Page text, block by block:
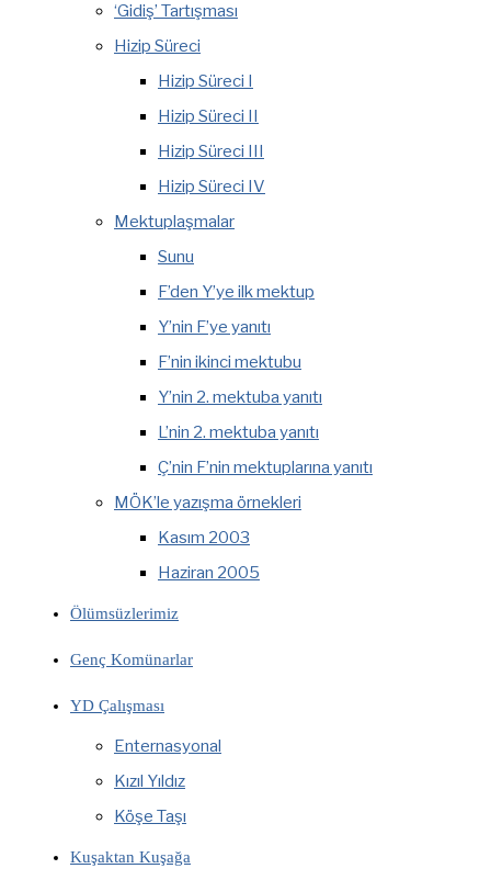
‘Gidiş’ Tartışması
Hizip Süreci
Hizip Süreci I
Hizip Süreci II
Hizip Süreci III
Hizip Süreci IV
Mektuplaşmalar
Sunu
F’den Y’ye ilk mektup
Y’nin F’ye yanıtı
F’nin ikinci mektubu
Y’nin 2. mektuba yanıtı
L’nin 2. mektuba yanıtı
Ç’nin F’nin mektuplarına yanıtı
MÖK’le yazışma örnekleri
Kasım 2003
Haziran 2005
Ölümsüzlerimiz
Genç Komünarlar
YD Çalışması
Enternasyonal
Kızıl Yıldız
Köşe Taşı
Kuşaktan Kuşağa